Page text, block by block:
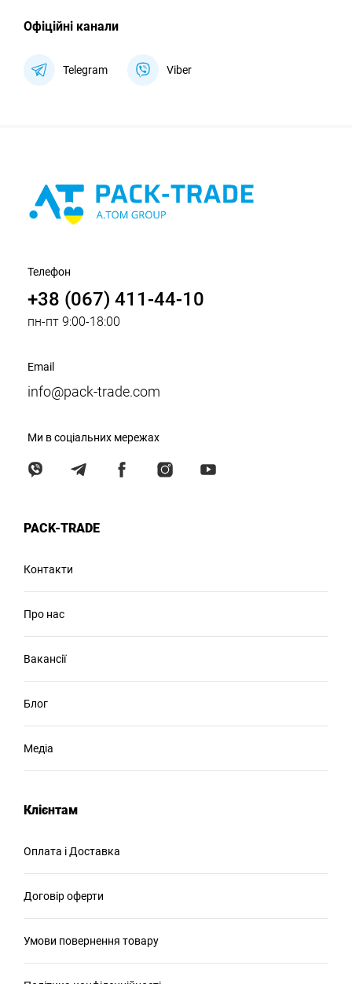
Офіційні канали
Telegram Viber
Телефон
+38 (067) 411-44-10
пн-пт 9:00-18:00
Email
info@pack-trade.com
Ми в соціальних мережах
PACK-TRADE
Контакти
Про нас
Вакансії
Блог
Медіа
Клієнтам
Оплата і Доставка
Договір оферти
Умови повернення товару